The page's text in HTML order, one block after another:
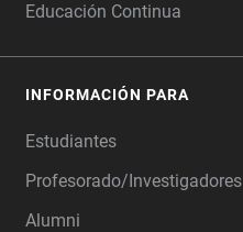
Educación Continua
INFORMACIÓN PARA
Estudiantes
Profesorado/Investigadores
Alumni